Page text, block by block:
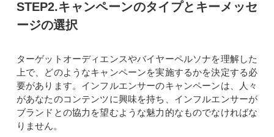
STEP2.キャンペーンのタイプとキーメッセ
ージの選択
ターゲットオーディエンスやバイヤーペルソナを理解した
上で、どのようなキャンペーンを実施するかを決定する必
要があります。インフルエンサーのキャンペーンは、人々
があなたのコンテンツに興味を持ち、インフルエンサーが
ブランドとの協力を望むような魅力的なものでなければな
りません。